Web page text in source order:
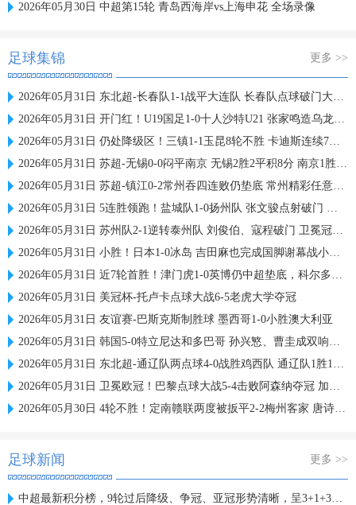
2026年05月30日 中超第15轮 青岛西海岸vs上海申花 全场录像
足球集锦 更多 >>
2026年05月31日 东北超-长春队1-1战平大连队 长春队点球破门大连队补射扳平
2026年05月31日 开门红！U19国足1-0十人沙特U21 张家鸣造乌龙下轮战民主刚果U23
2026年05月31日 仍处降级区！三镇1-1玉昆8轮不胜 卡迪斯连续7场破门黄紫昌扳平
2026年05月31日 苏超-无锡0-0闷平南京 无锡2胜2平积8分 南京1胜2平1负积5分
2026年05月31日 苏超-镇江0-2常州吞四连败仍垫底 常州精彩任意球配合李霄鹏破门
2026年05月31日 5连胜领跑！盐城队1-0扬州队 张文骏点射破门 扬州队5场仅1胜
2026年05月31日 苏州队2-1逆转泰州队 刘俊伯、寇程破门 卫冕冠军新赛季1胜3负
2026年05月31日 小胜！日本1-0冰岛 吉田麻也完成国脚谢幕战小川航基替补头球绝杀
2026年05月31日 近7轮首胜！津门虎1-0英博仍中超垫底，科尔多瓦处子球制胜
2026年05月31日 美冠杯-托卢卡点球大战6-5老虎大学夺冠
2026年05月31日 友谊赛-巴斯克斯制胜球 墨西哥1-0小胜澳大利亚
2026年05月31日 韩国5-0特立尼达和多巴哥 孙兴慜、曹圭成双响曹侑珉、裴峻浩伤退
2026年05月31日 东北超-通辽队两点球4-0战胜鸡西队 通辽队1胜1平鸡西队遭遇2连败
2026年05月31日 卫冕欧冠！巴黎点球大战5-4击败阿森纳夺冠 加布里埃尔、埃泽失点
2026年05月30日 4轮不胜！定南赣联两度被扳平2-2梅州客家 唐诗世界波冯刚破门
足球新闻 更多 >>
中超最新积分榜，9轮过后降级、争冠、亚冠形势清晰，呈3+1+3格局